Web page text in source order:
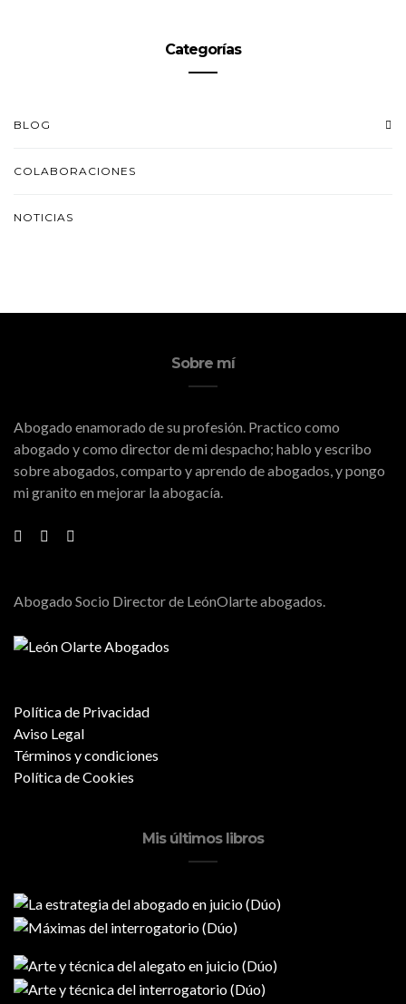
Categorías
BLOG
COLABORACIONES
NOTICIAS
Sobre mí
Abogado enamorado de su profesión. Practico como
abogado y como director de mi despacho; hablo y escribo
sobre abogados, comparto y aprendo de abogados, y pongo
mi granito en mejorar la abogacía.
Abogado Socio Director de LeónOlarte abogados.
Política de Privacidad
Aviso Legal
Términos y condiciones
Política de Cookies
Mis últimos libros